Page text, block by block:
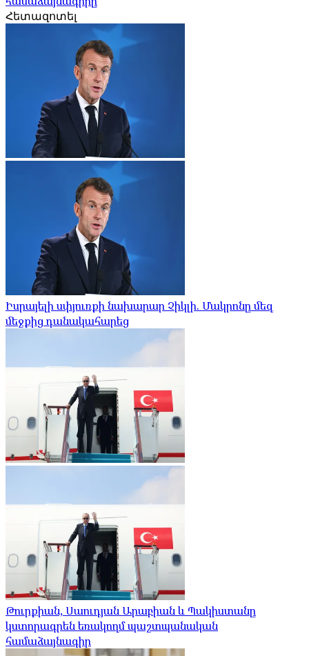
Հետազոտել
Իսրայելի սփյուռքի նախարար Չիկլի. Մակրոնը մեզ
մեջքից դանակահարեց
Թուրքիան, Սաուդյան Արաբիան և Պակիստանը
կստորագրեն եռակողմ պաշտպանական
համաձայնագիր